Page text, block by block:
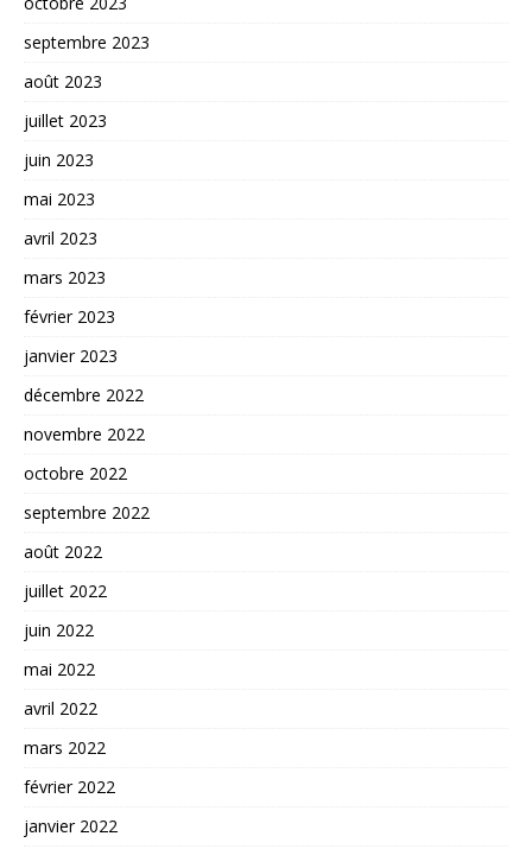
septembre 2023
août 2023
juillet 2023
juin 2023
mai 2023
avril 2023
mars 2023
février 2023
janvier 2023
décembre 2022
novembre 2022
octobre 2022
septembre 2022
août 2022
juillet 2022
juin 2022
mai 2022
avril 2022
mars 2022
février 2022
janvier 2022